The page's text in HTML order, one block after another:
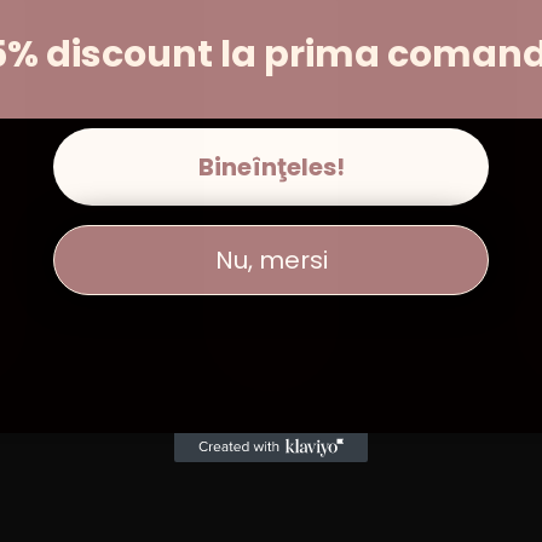
discount la prima
Bineînţeles!
Nu, mersi